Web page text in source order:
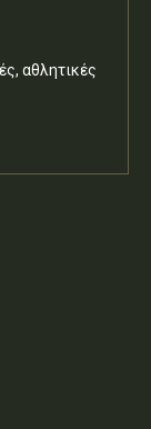
αθλητικές